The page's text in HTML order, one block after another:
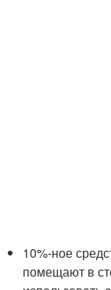
10%-ное
помещают в